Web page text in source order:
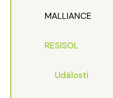
MALLIANCE
RESISOL
Události